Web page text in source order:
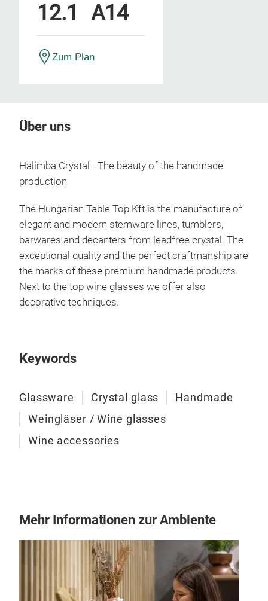
12.1 A14
Zum Plan
Über uns
Halimba Crystal - The beauty of the handmade
production
The Hungarian Table Top Kft is the manufacture of
elegant and modern stemware lines, tumblers,
barwares and decanters from leadfree crystal. The
exceptional quality and the perfect craftmanship are
the marks of these premium handmade products.
Next to the top wine glasses we offer also
decorative techniques.
Keywords
Glassware Crystal glass
Handmade
Weingläser / Wine glasses
Wine accessories
Mehr Informationen zur Ambiente